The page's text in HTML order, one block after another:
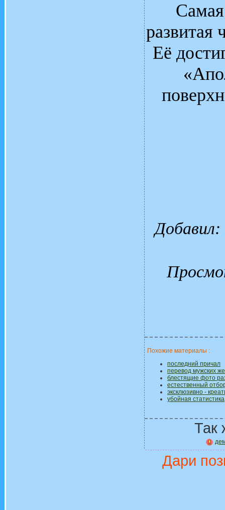
развитая
Её
Добавил:
Похожие материалы :
последний причал
перевод мужских
блестящие фото
естественный
эксклюзивно -
убойная статистика
Так
Дари